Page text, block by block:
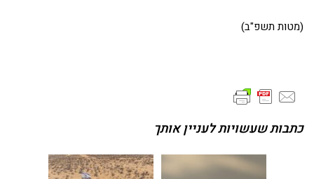
(מטות תשפ"ב)
כתבות שעשויות לעניין אותך